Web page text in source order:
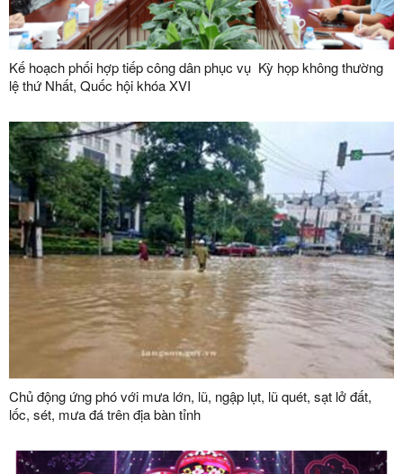
Kế hoạch phối hợp tiếp công dân phục vụ Kỳ họp không thường
lệ thứ Nhất, Quốc hội khóa XVI
Chủ động ứng phó với mưa lớn, lũ, ngập lụt, lũ quét, sạt lở đất,
lốc, sét, mưa đá trên địa bàn tỉnh